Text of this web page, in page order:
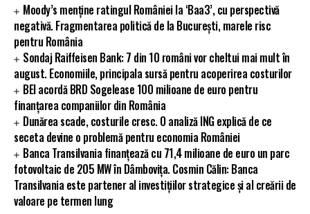
Moody’s menține ratingul României la ‘Baa3’, cu perspectivă
negativă. Fragmentarea politică de la București, marele risc
pentru România
Sondaj Raiffeisen Bank: 7 din 10 români vor cheltui mai mult în
august. Economiile, principala sursă pentru acoperirea costurilor
BEI acordă BRD Sogelease 100 milioane de euro pentru
finanțarea companiilor din România
Dunărea scade, costurile cresc. O analiză ING explică de ce
seceta devine o problemă pentru economia României
Banca Transilvania finanțează cu 71,4 milioane de euro un parc
fotovoltaic de 205 MW în Dâmbovița. Cosmin Călin: Banca
Transilvania este partener al investițiilor strategice și al creării de
valoare pe termen lung